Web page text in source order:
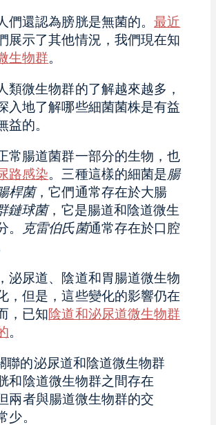
們還認為膀胱是無菌的。最近
展示了其他情況，我們現在知
生物群。
類微生物群的了解越來越多，
入地了解哪些細菌菌株是有益
益的。
常腸道菌群一部分的生物，也
路感染。三種這樣的細菌是腸
桿菌，它們通常存在於大腸
鏈球菌，它是腸道和陰道微生
。 克雷伯氏菌通常存在於口腔
泌尿道、陰道和胃腸道微生物
，但是，這些變化的影響仍在
，已知 陰道和泌尿道微生物群
。
和陰道微生物群之間存在
兩者與腸道微生物群的交
少。